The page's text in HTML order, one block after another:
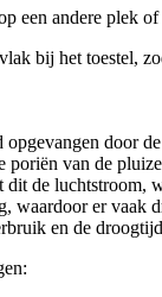
een andere plek
bij het toestel,
door
poriën van de
de luchtstroom,
er vaak
en de